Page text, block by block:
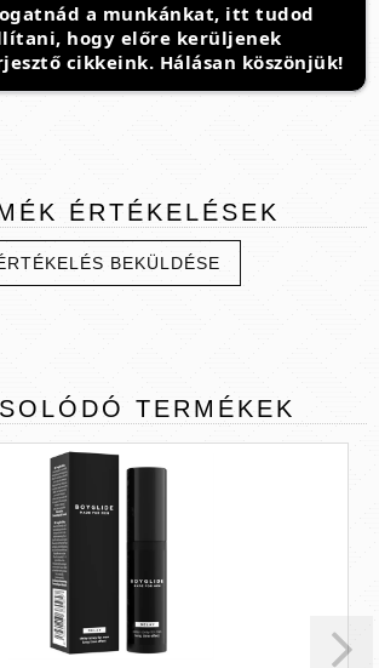
a munkánkat, itt tudod
hogy előre kerüljenek
cikkeink. Hálásan köszönjük!
ÉRTÉKELÉSEK
BEKÜLDÉSE
TERMÉKEK